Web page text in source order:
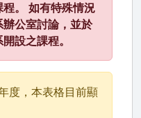
。 如有特殊情況
公室討論，並於
設之課程。
度，本表格目前顯